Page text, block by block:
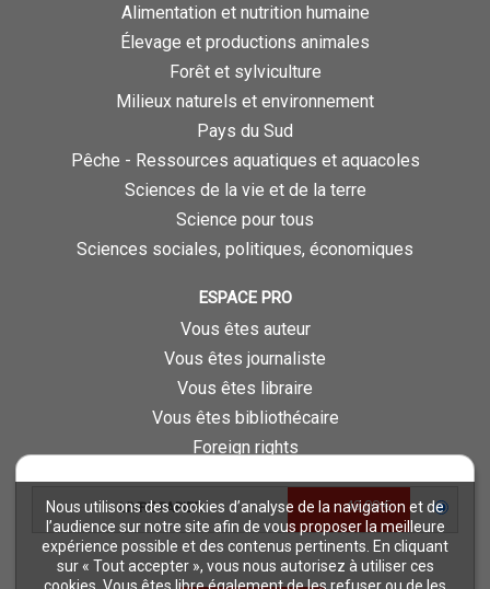
Nous utilisons des cookies d’analyse de la navigation et de
l’audience sur notre site afin de vous proposer la meilleure
expérience possible et des contenus pertinents. En cliquant
sur « Tout accepter », vous nous autorisez à utiliser ces
LIVRE PAPIER 49,00 €
Alimentation et nutrition humaine
Élevage et productions animales
Forêt et sylviculture
Milieux naturels et environnement
Pays du Sud
Pêche - Ressources aquatiques et aquacoles
Sciences de la vie et de la terre
Science pour tous
Sciences sociales, politiques, économiques
ESPACE PRO
Vous êtes auteur
Vous êtes journaliste
Vous êtes libraire
Vous êtes bibliothécaire
Foreign rights
Procédure d'évaluation
NOTRE SITE
Quae © 2018